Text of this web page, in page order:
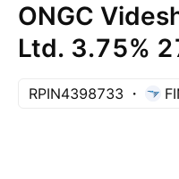
ONGC
Ltd. 3.75%
RPIN4398733